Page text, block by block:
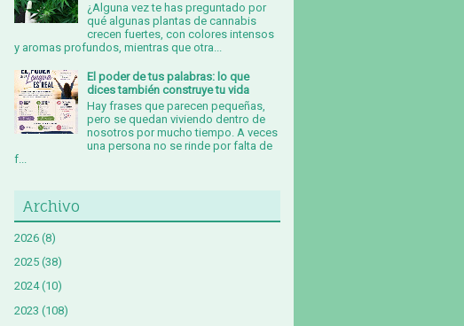
¿Alguna vez te has preguntado por
qué algunas plantas de cannabis
crecen fuertes, con colores intensos
y aromas profundos, mientras que otra...
El poder de tus palabras: lo que
dices también construye tu vida
Hay frases que parecen pequeñas,
pero se quedan viviendo dentro de
nosotros por mucho tiempo. A veces
una persona no se rinde por falta de
f...
Archivo
2026 (8)
2025 (38)
2024 (10)
2023 (108)